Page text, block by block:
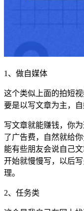
1、做自媒体
这个类似上面的拍短
要是以写文章为主，自
写文章就能赚钱，你
了广告费，自然就给
能有些朋友会说自己
开始就慢慢写，以后
理。
2、任务类